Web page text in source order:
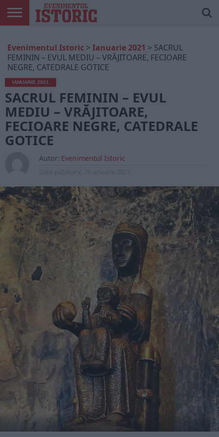
ONLINE
EDIȚII
TIPĂRITE
ISTORIC
PLAY
CONTUL
MEU
Evenimentul Istoric > Ianuarie 2021 > SACRUL
FEMININ – EVUL MEDIU – VRĂJITOARE, FECIOARE
NEGRE, CATEDRALE GOTICE
IANUARIE 2021
SACRUL FEMININ – EVUL
MEDIU – VRĂJITOARE,
FECIOARE NEGRE, CATEDRALE
GOTICE
Autor: Evenimentul Istoric